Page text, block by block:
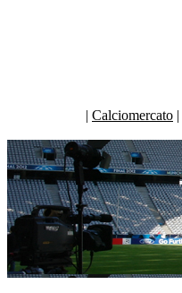
| Calciomercato |